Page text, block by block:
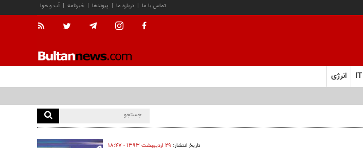
آب و هوا | خبرنامه | پیوندها | درباره ما | تماس با ما
IT انرژی
تاریخ انتشار: ۲۹ ارديبهشت ۱۳۹۳ - ۱۸:۴۷